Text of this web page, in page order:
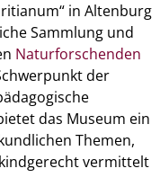
in Altenburg
Sammlung und
Naturforschenden
der
das Museum ein
Themen,
vermittelt